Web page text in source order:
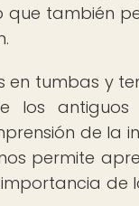
que también
tumbas y
los antiguos
de la
permite
de